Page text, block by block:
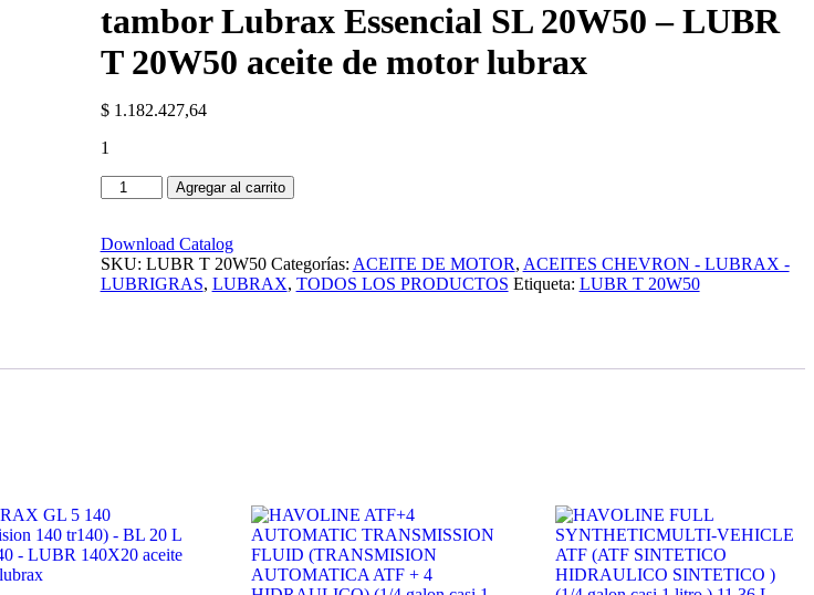
tambor Lubrax Essencial SL 20W50 – LUBR
T 20W50 aceite de motor lubrax
$1.182.427,64
1
tambor
Lubrax
SL
20W50
-
Agregar al carrito
Download Catalog
SKU: LUBR T 20W50 Categorías: ACEITE DE MOTOR, ACEITES CHEVRON - LUBRAX -
LUBRIGRAS, LUBRAX, TODOS LOS PRODUCTOS Etiqueta: LUBR T 20W50